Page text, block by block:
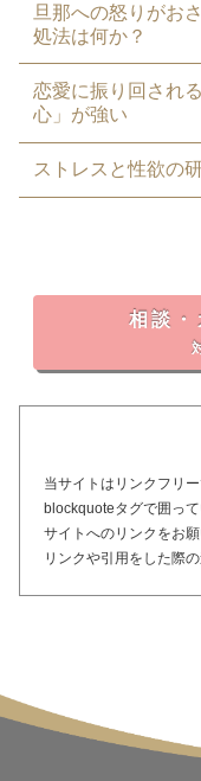
旦那への怒りがお
処法は何か？
恋愛に振り回され
心」が強い
ストレスと性欲の
相談・
当サイトはリンクフリー
blockquoteタグで囲っ
サイトへのリンクをお願
リンクや引用をした際